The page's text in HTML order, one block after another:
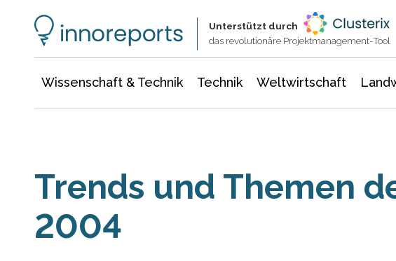
Unterstützt durch
das revolutionäre Projektmanagement-Tool
Wissenschaft & Technik Technik Weltwirtschaft
Trends und Themen
2004